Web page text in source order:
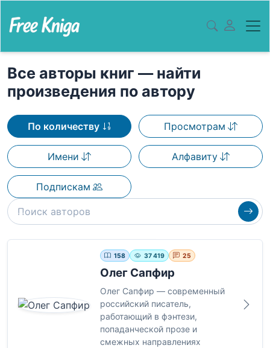
Все авторы книг — найти
произведения по автору
По количеству Просмотрам
Имени Алфавиту
Подпискам
158 37 419 25
Олег Сапфир
Олег Сапфир — современный
российский писатель,
работающий в фэнтези,
попаданческой прозе и
смежных направлениях